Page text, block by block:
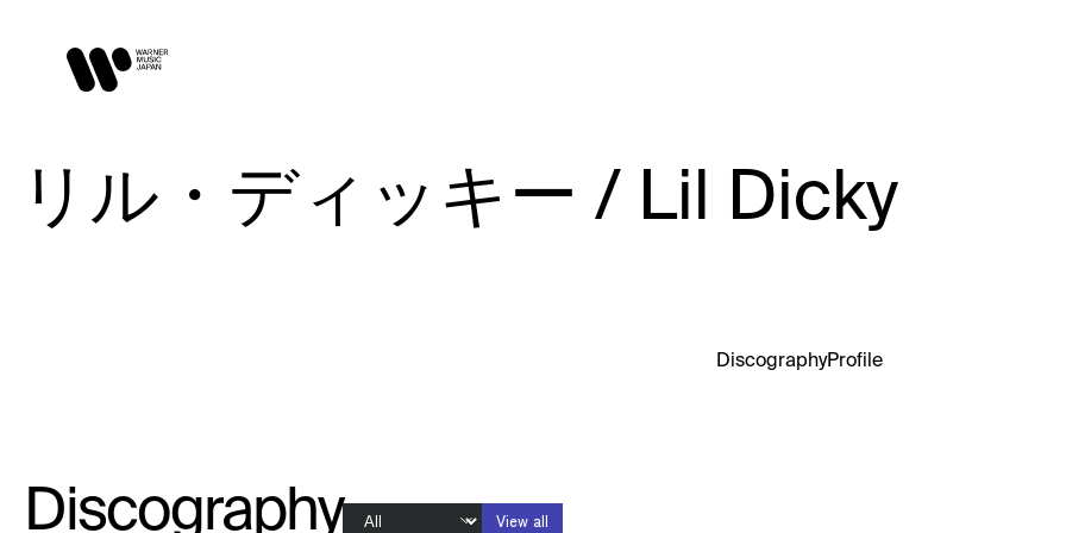
リル・ディッキー / Lil Dicky
DiscographyProfile
Discography View all